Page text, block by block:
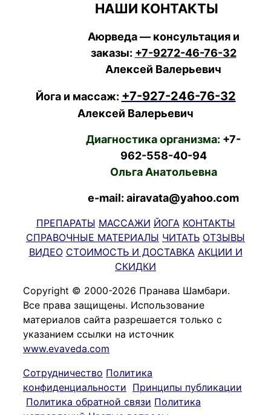
НАШИ КОНТАКТЫ
Аюрведа — консультация и
заказы: +7-9272-46-76-32
Алексей Валерьевич
Йога и массаж: +7-927-246-76-32
Алексей Валерьевич
Диагностика организма: +7-
962-558-40-94
Ольга Анатольевна
e-mail: airavata@yahoo.com
ПРЕПАРАТЫ МАССАЖИ ЙОГА КОНТАКТЫ
СПРАВОЧНЫЕ МАТЕРИАЛЫ ЧИТАТЬ ОТЗЫВЫ
ВИДЕО СТОИМОСТЬ И ДОСТАВКА АКЦИИ И
СКИДКИ
Copyright © 2000-2026 Пранава Шамбари.
Все права защищены. Использование
материалов сайта разрешается только с
указанием ссылки на источник
www.evaveda.com
Сотрудничество Политика
конфиденциальности Принципы публикации
Политика обратной связи Политика